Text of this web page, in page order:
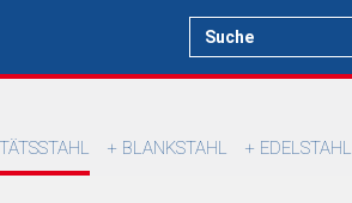
BLANKSTAHL EDELSTAHL